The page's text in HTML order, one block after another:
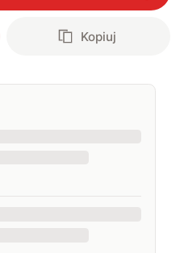
Kopiuj